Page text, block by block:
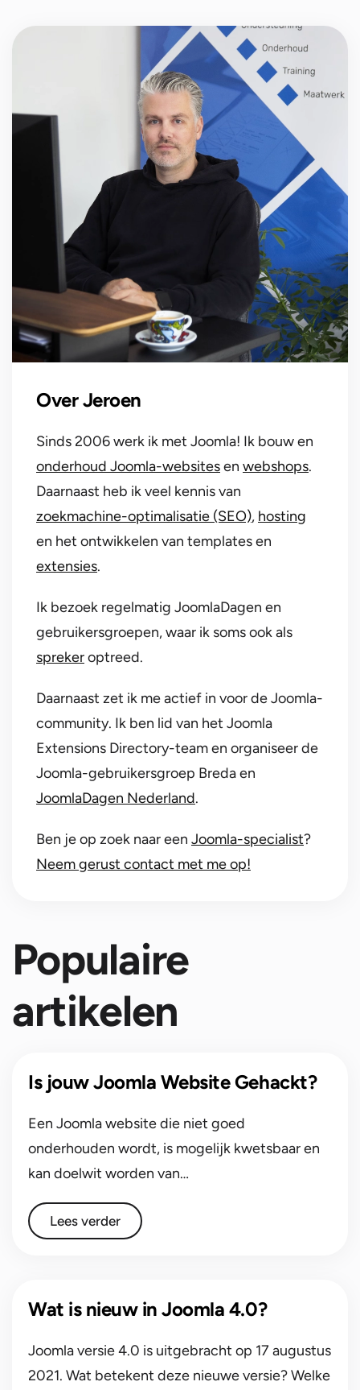
Over Jeroen
Sinds 2006 werk ik met Joomla! Ik bouw en
onderhoud Joomla-websitesen webshops.
Daarnaast heb ik veel kennis van
zoekmachine-optimalisatie (SEO), hosting
en het ontwikkelen van templates en
extensies.
Ik bezoek regelmatig JoomlaDagen en
gebruikersgroepen, waar ik soms ook als
sprekeroptreed.
Daarnaast zet ik me actief in voor de Joomla-
community. Ik ben lid van het Joomla
Extensions Directory-team en organiseer de
Joomla-gebruikersgroep Breda en
JoomlaDagen Nederland.
Ben je op zoek naar een Joomla-specialist?
Neem gerust contact met me op!
Populaire
artikelen
Is jouw Joomla Website Gehackt?
Een Joomla website die niet goed
onderhouden wordt, is mogelijk kwetsbaar en
kan doelwit worden van…
Lees verder
Wat is nieuw in Joomla 4.0?
Joomla versie 4.0 is uitgebracht op 17 augustus
2021. Wat betekent deze nieuwe versie? Welke